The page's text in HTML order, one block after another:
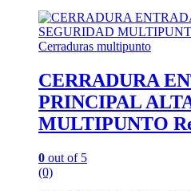
Cerraduras multipunto
CERRADURA
PRINCIPAL
MULTIPUNTO
0 out of 5
(0)